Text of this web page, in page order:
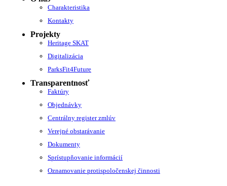
Charakteristika
Kontakty
Projekty
Heritage SKAT
Digitalizácia
ParksFit4Future
Transparentnosť
Faktúry
Objednávky
Centrálny register zmlúv
Verejné obstarávanie
Dokumenty
Sprístupňovanie informácií
Oznamovanie protispoločenskej činnosti